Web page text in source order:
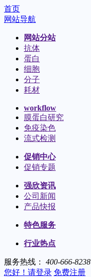
首页
网站导航
网站分站
抗体
蛋白
细胞
分子
耗材
workflow
膜蛋白研究
免疫染色
流式检测
促销中心
促销专题
强欣资讯
公司新闻
产品快报
特色服务
行业热点
服务热线： 400-666-8238
您好！请登录 免费注册